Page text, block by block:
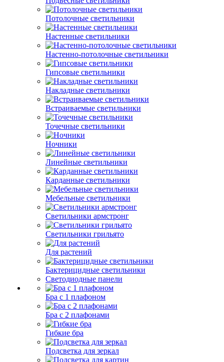
Потолочные светильники
Настенные светильники
Настенно-потолочные светильники
Гипсовые светильники
Накладные светильники
Встраиваемые светильники
Точечные светильники
Ночники
Линейные светильники
Карданные светильники
Мебельные светильники
Светильники армстронг
Светильники грильято
Для растений
Бактерицидные светильники
Светодиодные панели
Бра с 1 плафоном
Бра с 2 плафонами
Гибкие бра
Подсветка для зеркал